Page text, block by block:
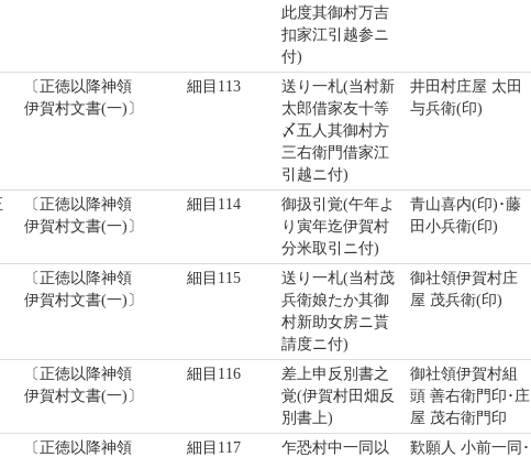
此度其御村万吉
扣家江引越参ニ
付)
〔正徳以降神領
伊賀村文書(一)〕
細目113
送り一札(当村新
太郎借家友十等
〆五人其御村方
三右衛門借家江
引越ニ付)
井田村庄屋 太田
与兵衛(印)
〔正徳以降神領
伊賀村文書(一)〕
細目114
御扱引覚(午年よ
り寅年迄伊賀村
分米取引ニ付)
青山喜内(印)･藤
田小兵衛(印)
〔正徳以降神領
伊賀村文書(一)〕
細目115
送り一札(当村茂
兵衛娘たか其御
村新助女房ニ貰
請度ニ付)
御社領伊賀村庄
屋 茂兵衛(印)
〔正徳以降神領
伊賀村文書(一)〕
細目116
差上申反別書之
覚(伊賀村田畑反
別書上)
御社領伊賀村組
頭 善右衛門印･庄
屋 茂右衛門印
〔正徳以降神領
細目117
乍恐村中一同以
歎願人 小前一同･